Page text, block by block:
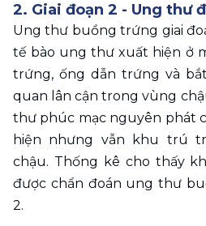
2. Giai đoạn 2 - Ung thư
Ung thư buồng trứng giai
tế bào ung thư xuất hiện ở
trứng, ống dẫn trứng và
quan lân cận trong vùng
thư phúc mạc nguyên phát
hiện nhưng vẫn khu trú
chậu. Thống kê cho thấy
được chẩn đoán ung thư
2.